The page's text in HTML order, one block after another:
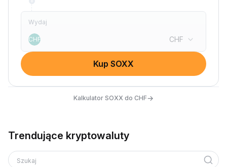
Wydaj
CHF CHF
Kup SOXX
Kalkulator SOXX do CHF→
Trendujące kryptowaluty
Szukaj